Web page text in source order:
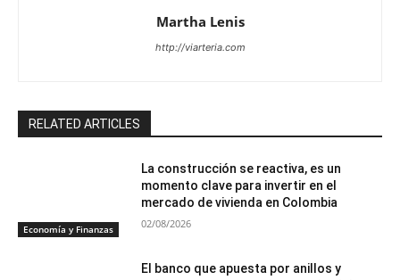
Martha Lenis
http://viarteria.com
RELATED ARTICLES
Economía y Finanzas
La construcción se reactiva, es un
momento clave para invertir en el
mercado de vivienda en Colombia
02/08/2026
El banco que apuesta por anillos y